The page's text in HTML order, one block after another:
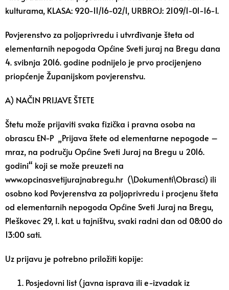
kulturama, KLASA: 920-11/16-02/1, URBROJ: 2109/1-01-16-1.
Povjerenstvo za poljoprivredu i utvrđivanje šteta od
elementarnih nepogoda Općine Sveti juraj na Bregu dana
4. svibnja 2016. godine podnijelo je prvo procijenjeno
priopćenje Županijskom povjerenstvu.
A) NAČIN PRIJAVE ŠTETE
Štetu može prijaviti svaka fizička i pravna osoba na
obrascu EN-P „Prijava štete od elementarne nepogode –
mraz, na području Općine Sveti Juraj na Bregu u 2016.
godini“ koji se može preuzeti na
www.opcinasvetijurajnabregu.hr (\Dokumenti\Obrasci) ili
osobno kod Povjerenstva za poljoprivredu i procjenu šteta
od elementarnih nepogoda Općine Sveti Juraj na Bregu,
Pleškovec 29, I. kat. u tajništvu, svaki radni dan od 08:00 do
13:00 sati.
Uz prijavu je potrebno priložiti kopije:
Posjedovni list (javna isprava ili e-izvadak iz